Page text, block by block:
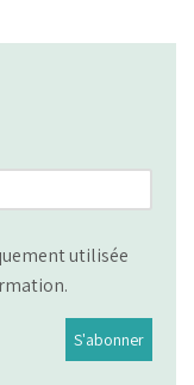
utilisée